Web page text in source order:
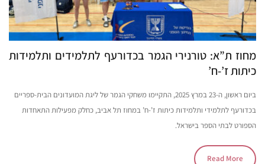
מחוז ת”א: טורנירי הגמר בכדורעף לתלמידים ותלמידות
כיתות ז’-ח’
ביום ראשון, ה-23 במרץ 2025, התקיימו משחקי הגמר של ליגת המועדונים הבית-ספריים
בכדורעף לתלמידי ותלמידות כיתות ז’-ח’ במחוז תל אביב, כחלק מפעילות התאחדות
הספורט לבתי הספר בישראל.
Read More